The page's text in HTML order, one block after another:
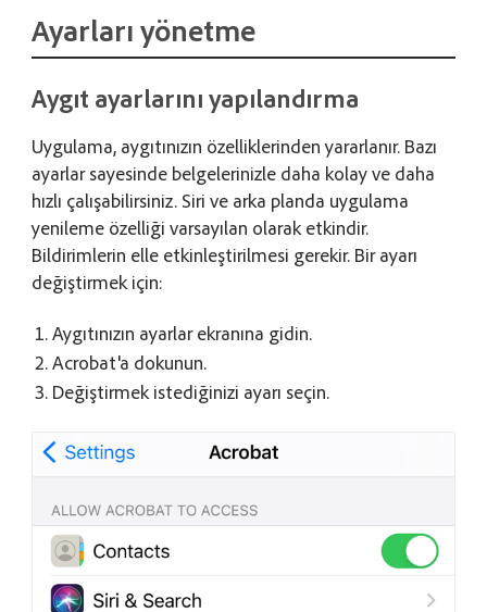
Ayarları yönetme
Aygıt ayarlarını yapılandırma
Uygulama, aygıtınızın özelliklerinden yararlanır. Bazı
ayarlar sayesinde belgelerinizle daha kolay ve daha
hızlı çalışabilirsiniz. Siri ve arka planda uygulama
yenileme özelliği varsayılan olarak etkindir.
Bildirimlerin elle etkinleştirilmesi gerekir. Bir ayarı
değiştirmek için:
Aygıtınızın ayarlar ekranına gidin.
Acrobat'a dokunun.
Değiştirmek istediğinizi ayarı seçin.